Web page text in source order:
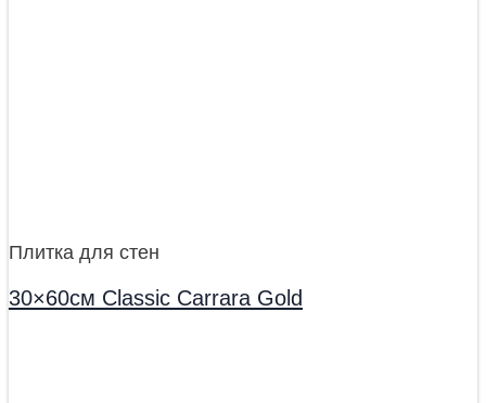
Плитка для стен
30×60см Classic Carrara Gold